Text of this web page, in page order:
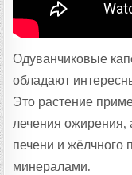
Одуванчиковые
обладают
Это растение
лечения ожирения,
печени и жёлчного
минералами.